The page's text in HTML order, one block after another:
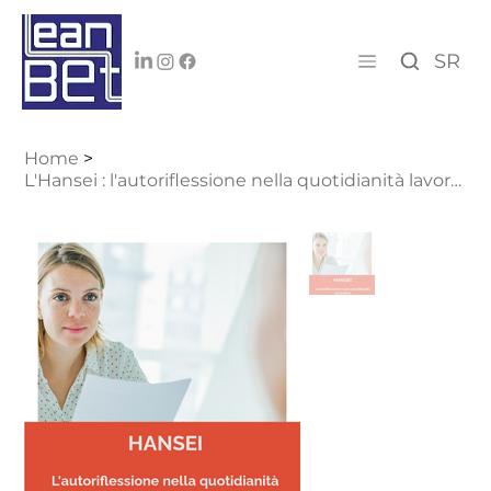
SR
Home >
L'Hansei : l'autoriflessione nella quotidianità lavorativa